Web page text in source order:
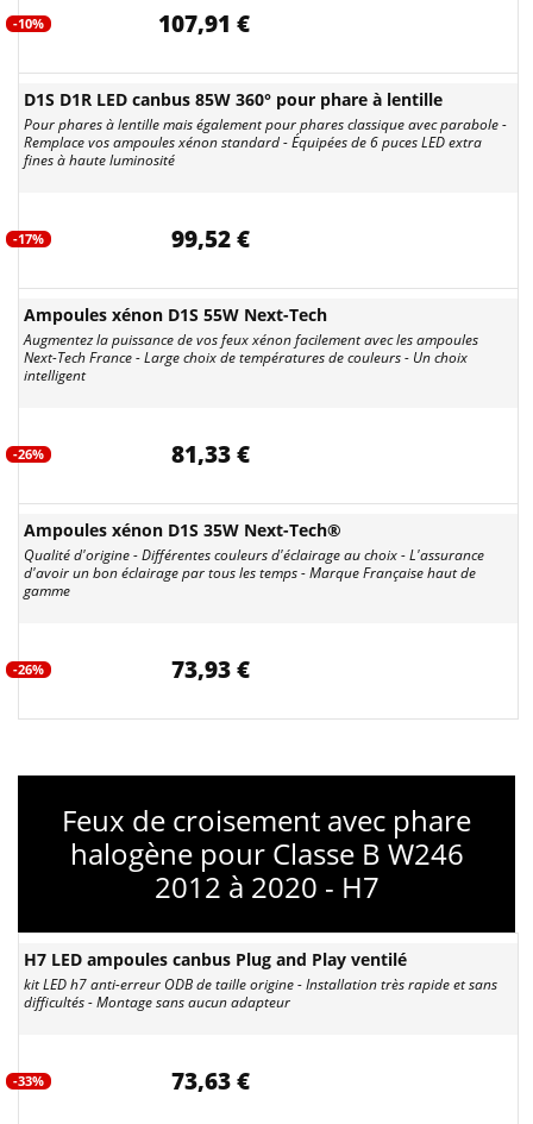
-10% 107,91 €
D1S D1R LED canbus 85W 360° pour phare à lentille
Pour phares à lentille mais également pour phares classique avec parabole -
Remplace vos ampoules xénon standard - Équipées de 6 puces LED extra
fines à haute luminosité
-17% 99,52 €
Ampoules xénon D1S 55W Next-Tech
Augmentez la puissance de vos feux xénon facilement avec les ampoules
Next-Tech France - Large choix de températures de couleurs - Un choix
intelligent
-26% 81,33 €
Ampoules xénon D1S 35W Next-Tech®
Qualité d'origine - Différentes couleurs d'éclairage au choix - L'assurance
d'avoir un bon éclairage par tous les temps - Marque Française haut de
gamme
-26% 73,93 €
Feux de croisement avec phare
halogène pour Classe B W246
2012 à 2020 - H7
H7 LED ampoules canbus Plug and Play ventilé
kit LED h7 anti-erreur ODB de taille origine - Installation très rapide et sans
difficultés - Montage sans aucun adapteur
-33% 73,63 €